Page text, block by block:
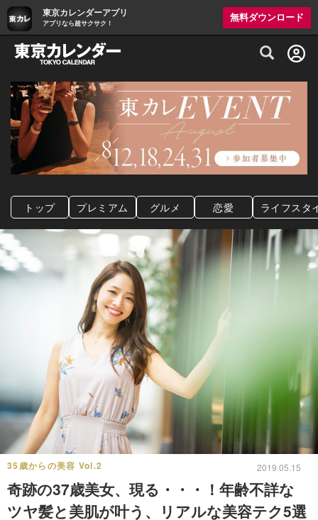
東京カレンダーアプリ
アプリなら超サクサク！
無料ダウンロード
グルメ情報・プレミアムレストラン予約
トップ プレミアム グルメ 恋愛 ライフスタ
35歳からの美容 Vol.2 2019.05.15
奇跡の37歳美女、現る・・・！年齢不詳な
ツヤ髪と美肌が叶う、リアルな美容テク5選